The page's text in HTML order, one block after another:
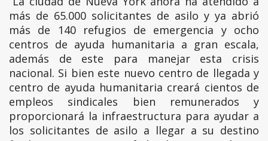
más de 65.000 solicitantes de asilo y ya abrió
más de 140 refugios de emergencia y ocho
centros de ayuda humanitaria a gran escala,
además de este para manejar esta crisis
nacional. Si bien este nuevo centro de llegada y
centro de ayuda humanitaria creará cientos de
empleos sindicales bien remunerados y
proporcionará la infraestructura para ayudar a
los solicitantes de asilo a llegar a su destino